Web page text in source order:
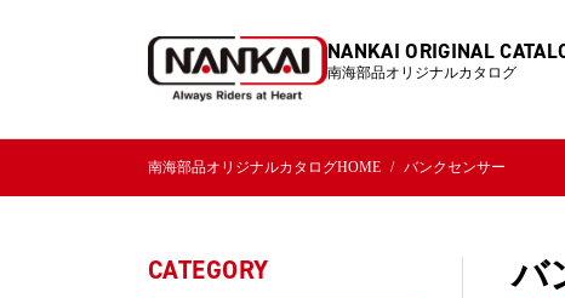
NANKAI ORIGINAL
南海部品オリジナルカタログ
南海部品オリジナルカタログHOME バンクセンサー
バ
CATEGORY